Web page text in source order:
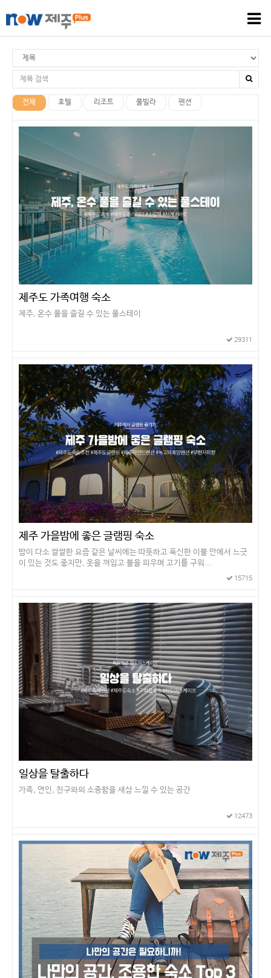
전체 호텔 리조트 풀빌라 펜션
제주도 가족여행 숙소
제주, 온수 풀을 즐길 수 있는 풀스테이
29311
제주 가을밤에 좋은 글램핑 숙소
밤이 다소 쌀쌀한 요즘 같은 날씨에는 따뜻하고 푹신한 이불 안에서 느긋
이 있는 것도 좋지만, 옷을 껴입고 불을 피우며 고기를 구워...
15715
일상을 탈출하다
가족, 연인, 친구와의 소중함을 새삼 느낄 수 있는 공간
12473